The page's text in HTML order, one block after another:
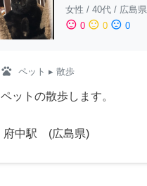
女性 / 40代 / 広島県
sentiment_satisfied 0 sentiment_neutral 0 sentiment_dissatisfied 0
pets ペット ▸ 散歩
ペットの散歩します。
府中駅 (広島県)